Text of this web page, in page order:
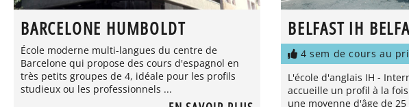
BARCELONE HUMBOLDT
École moderne multi-langues du centre de
Barcelone qui propose des cours d'espagnol en
très petits groupes de 4, idéale pour les profils
studieux ou les professionnels ...
BELFAST IH
4 sem de cours au
L'école d'anglais IH -
accueille un profil à la
une moyenne d'âge de